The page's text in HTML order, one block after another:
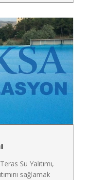
Su Yalıtımı,
sağlamak